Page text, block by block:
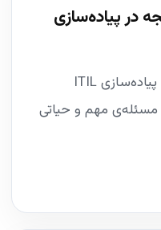
در پیاده‌سازی
اولویت، هزینه، زمان و نتیجه در پیاده‌سازی ITIL
اولویت، هزینه، زمان و نتیجه: ۴ مسئله‌ی مهم و حیاتی